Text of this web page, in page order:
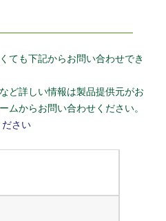
ても下記からお問い合わせでき
ど詳しい情報は製品提供元がお
ムからお問い合わせください。
さい